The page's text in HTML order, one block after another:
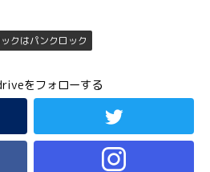
クはパンクロック
をフォローする